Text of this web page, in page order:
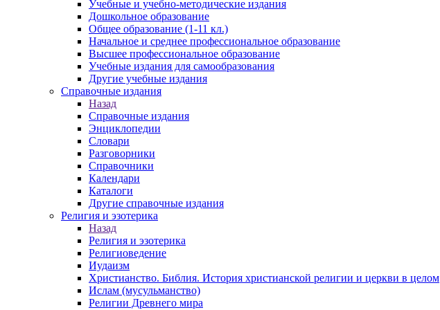
Учебные и учебно-методические издания
Дошкольное образование
Общее образование (1-11 кл.)
Начальное и среднее профессиональное образование
Высшее профессиональное образование
Учебные издания для самообразования
Другие учебные издания
Справочные издания
Назад
Справочные издания
Энциклопедии
Словари
Разговорники
Справочники
Календари
Каталоги
Другие справочные издания
Религия и эзотерика
Назад
Религия и эзотерика
Религиоведение
Иудаизм
Христианство. Библия. История христианской религии и церкви в целом
Ислам (мусульманство)
Религии Древнего мира